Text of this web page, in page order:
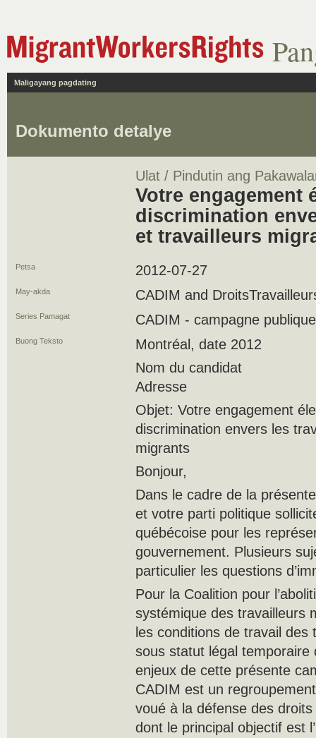
Maligayang pagdating
Dokumento detalye
Ulat / Pindutin ang
Votre engagement
discrimination
et travailleurs
Petsa 2012-07-27
May-akda CADIM and
Series Pamagat CADIM - campagne publique
Buong Teksto
Montréal, date 2012
Nom du candidat
Adresse
Objet: Votre engagement
discrimination envers les
migrants
Bonjour,
Dans le cadre de la
et votre parti politique
québécoise pour les
gouvernement. Plusieurs
particulier les questions
Pour la Coalition pour
systémique des travailleurs
les conditions de travail
sous statut légal temporaire
enjeux de cette présente
CADIM est un
voué à la défense des
dont le principal objectif est